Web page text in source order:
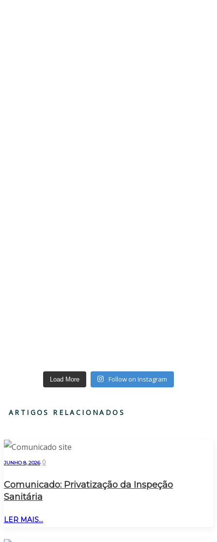
Load More Follow on Instagram
ARTIGOS RELACIONADOS
JUNHO 8, 2026 0
Comunicado: Privatização da Inspeção
Sanitária
LER MAIS...